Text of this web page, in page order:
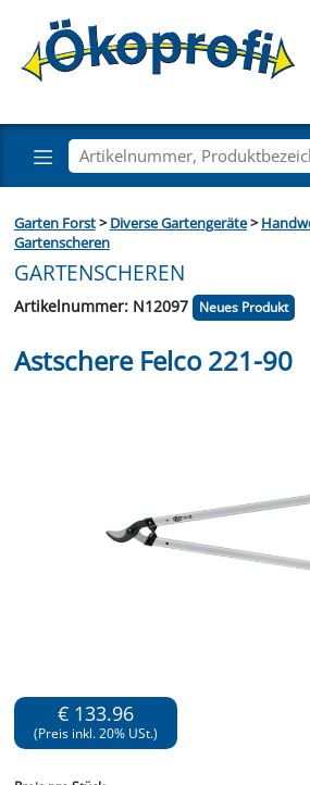
Garten Forst>Diverse Gartengeräte>
Gartenscheren
GARTENSCHEREN
Artikelnummer: N12097 Neues Produkt
Astschere Felco 221-90
€ 133.96
(Preis inkl. 20% USt.)